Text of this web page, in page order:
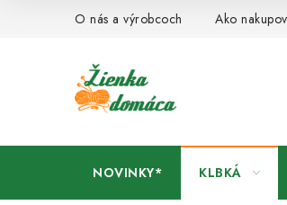
O nás a výrobcoch Ako
NOVINKY* KLBKÁ